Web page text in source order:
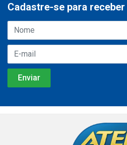
Cadastre-se para